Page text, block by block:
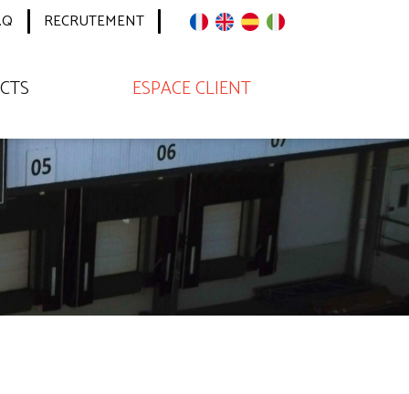
RECRUTEMENT
ESPACE CLIENT